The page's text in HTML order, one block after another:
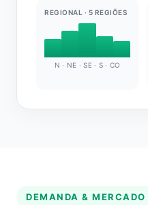
REGIONAL · 5 REGIÕES
N · NE · SE · S · CO
DEMANDA & MERCADO